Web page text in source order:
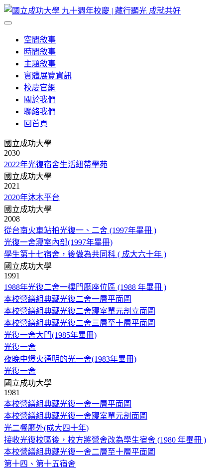
空間敘事
時間敘事
主題敘事
實體展覽資訊
校慶官網
關於我們
聯絡我們
回首頁
國立成功大學
2030
2022年光復宿舍生活紐帶學苑
國立成功大學
2021
2020年沐木平台
國立成功大學
2008
從台南火車站拍光復一、二舍 (1997年畢冊 )
光復一舍寢室內部(1997年畢冊)
學生第十七宿舍，後做為共同科 ( 成大六十年 )
國立成功大學
1991
1988年光復二舍一樓門廳座位區 (1988 年畢冊 )
本校營繕組典藏光復二舍一層平面圖
本校營繕組典藏光復二舍寢室單元剖立面圖
本校營繕組典藏光復二舍三層至十層平面圖
光復一舍大門(1985年畢冊)
光復一舍
夜晚中燈火通明的光一舍(1983年畢冊)
光復一舍
國立成功大學
1981
本校營繕組典藏光復一舍一層平面圖
本校營繕組典藏光復一舍寢室單元剖面圖
光二餐廳外(成大四十年)
接收光復校區後，校方將營舍改為學生宿舍 (1980 年畢冊 )
本校營繕組典藏光復一舍二層至十層平面圖
第十四、第十五宿舍